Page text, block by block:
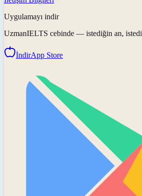
Uygulamayı indir
UzmanIELTS cebinde — istediğin an,
İndirApp Store